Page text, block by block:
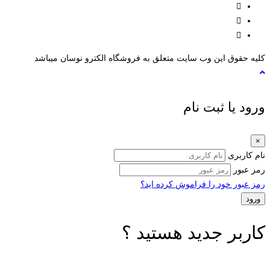
کلیه حقوق این وب سایت متعلق به فروشگاه الکترو نوسان میباشد
ورود یا ثبت نام
×
نام کاربری
رمز عبور
رمز عبور خود را فراموش کرده اید؟
کاربر جدید هستید ؟